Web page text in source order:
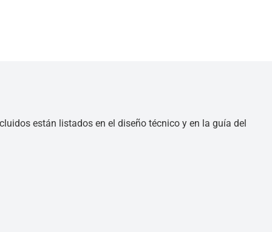
están listados en el diseño técnico y en la guía del